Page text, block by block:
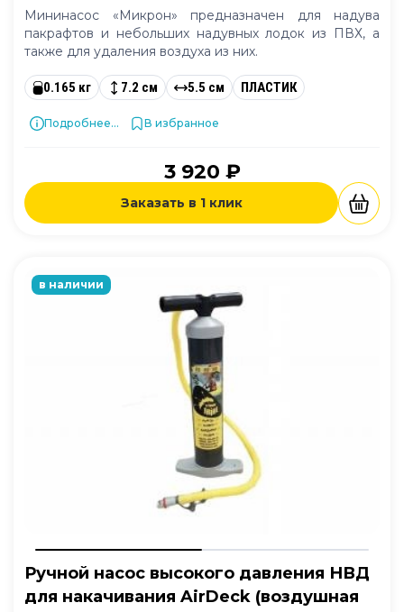
Мининасос «Микрон» предназначен для надува
пакрафтов и небольших надувных лодок из ПВХ, а
также для удаления воздуха из них.
0.165 кг 7.2 см 5.5 см ПЛАСТИК
Подробнее... В избранное
3 920 ₽
Заказать в 1 клик
в наличии
Ручной насос высокого давления НВД
для накачивания AirDeck (воздушная